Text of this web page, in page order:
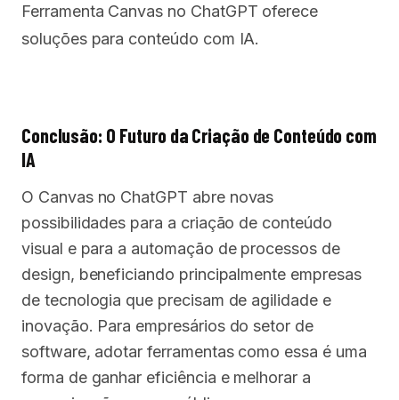
Ferramenta Canvas no ChatGPT oferece
soluções para conteúdo com IA.
Conclusão: O Futuro da Criação de Conteúdo com
IA
O Canvas no ChatGPT abre novas
possibilidades para a criação de conteúdo
visual e para a automação de processos de
design, beneficiando principalmente empresas
de tecnologia que precisam de agilidade e
inovação. Para empresários do setor de
software, adotar ferramentas como essa é uma
forma de ganhar eficiência e melhorar a